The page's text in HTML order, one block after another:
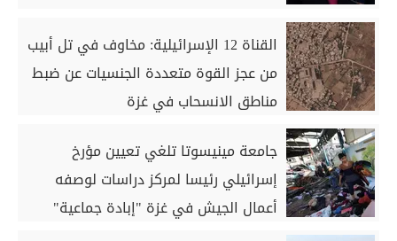
القناة 12 الإسرائيلية: مخاوف في تل أبيب
من عجز القوة متعددة الجنسيات عن ضبط
مناطق الانسحاب في غزة
جامعة مينيسوتا تلغي تعيين مؤرخ
إسرائيلي رئيسا لمركز دراسات لوصفه
أعمال الجيش في غزة "إبادة جماعية"